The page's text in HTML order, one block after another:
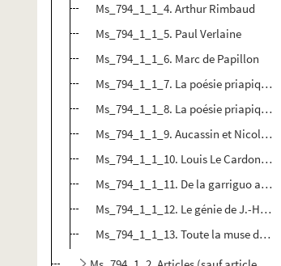
Ms_794_1_1_4. Arthur Rimbaud
Ms_794_1_1_5. Paul Verlaine
Ms_794_1_1_6. Marc de Papillon
Ms_794_1_1_7. La poésie priapique
Ms_794_1_1_8. La poésie priapique
Ms_794_1_1_9. Aucassin et Nicolette
Ms_794_1_1_10. Louis Le Cardonnel
Ms_794_1_1_11. De la garriguo a la
Ms_794_1_1_12. Le génie de J.-H.
Ms_794_1_1_13. Toute la muse de